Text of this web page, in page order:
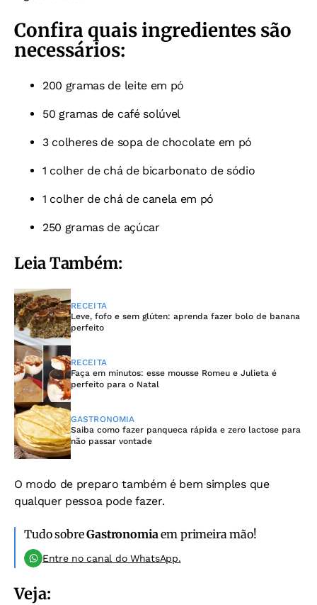
Confira quais ingredientes são
necessários:
200 gramas de leite em pó
50 gramas de café solúvel
3 colheres de sopa de chocolate em pó
1 colher de chá de bicarbonato de sódio
1 colher de chá de canela em pó
250 gramas de açúcar
Leia Também:
RECEITA
Leve, fofo e sem glúten: aprenda fazer bolo de banana
perfeito
RECEITA
Faça em minutos: esse mousse Romeu e Julieta é
perfeito para o Natal
GASTRONOMIA
Saiba como fazer panqueca rápida e zero lactose para
não passar vontade
O modo de preparo também é bem simples que
qualquer pessoa pode fazer.
Tudo sobreGastronomia em primeira mão!
Entre no canal do WhatsApp.
Veja: